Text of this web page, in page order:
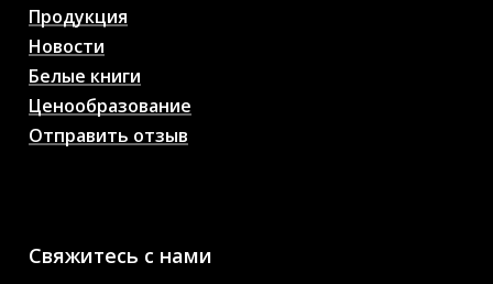
Продукция
Новости
Белые книги
Ценообразование
Отправить отзыв
Свяжитесь с нами